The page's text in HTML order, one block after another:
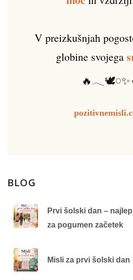
V preizkušnjah
globine svojega
BLOG
Prvi šolski dan –
za pogumen začetek
Misli za prvi šolski dan